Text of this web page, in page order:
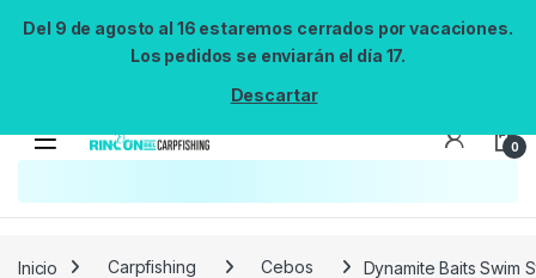
Del 9 de agosto al 16 estaremos cerrados por vacaciones.
Los pedidos se enviarán el día 17.
Descartar
0